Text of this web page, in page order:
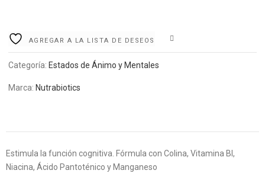
AGREGAR A LA LISTA DE DESEOS
Categoría: Estados de Ánimo y Mentales
Marca: Nutrabiotics
Estimula la función cognitiva. Fórmula con Colina, Vitamina Bl,
Niacina, Ácido Pantoténico y Manganeso